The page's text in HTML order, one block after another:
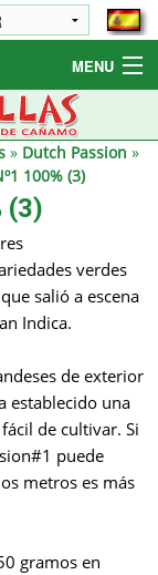
MENU
» Dutch Passion »
100% (3)
(3)
verdes
salió a escena
Indica.
de exterior
establecido una
de cultivar. Si
puede
metros es más
gramos en